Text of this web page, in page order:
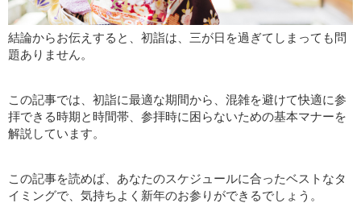
結論からお伝えすると、初詣は、三が日を過ぎてしまっても問
題ありません。
この記事では、初詣に最適な期間から、混雑を避けて快適に参
拝できる時期と時間帯、参拝時に困らないための基本マナーを
解説しています。
この記事を読めば、あなたのスケジュールに合ったベストなタ
イミングで、気持ちよく新年のお参りができるでしょう。